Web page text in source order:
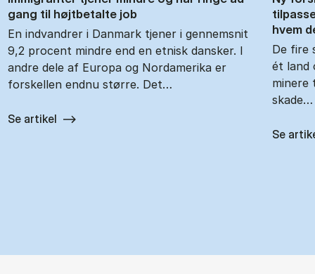
gang til højt­be­tal­te job
En indvandrer i Danmark tjener i gennemsnit
9,2 procent mindre end en etnisk dansker. I
andre dele af Europa og Nordamerika er
forskellen endnu større. Det…
Se artikel
hvem
De fire
ét land
mi­ne­re
ska­de…
Se